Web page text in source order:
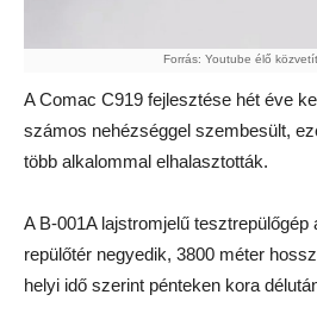
Forrás: Youtube élő
A Comac C919 fejlesztése hét éve
számos nehézséggel szembesült,
több alkalommal elhalasztották.
A B-001A lajstromjelű tesztrepülőgép
repülőtér negyedik, 3800 méter
helyi idő szerint pénteken kora